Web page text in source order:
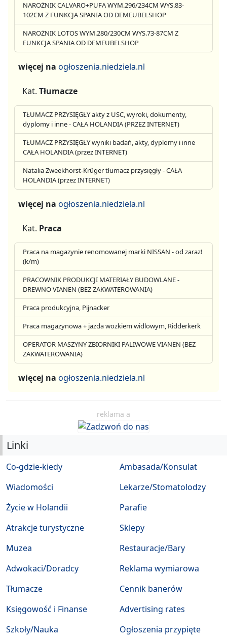
NAROŻNIK CALVARO+PUFA WYM.296/234CM WYS.83-
102CM Z FUNKCJA SPANIA OD DEMEUBELSHOP
NAROŻNIK LOTOS WYM.280/230CM WYS.73-87CM Z
FUNKCJA SPANIA OD DEMEUBELSHOP
więcej na ogłoszenia.niedziela.nl
Kat. Tłumacze
TŁUMACZ PRZYSIĘGŁY akty z USC, wyroki, dokumenty,
dyplomy i inne - CAŁA HOLANDIA (PRZEZ INTERNET)
TŁUMACZ PRZYSIĘGŁY wyniki badań, akty, dyplomy i inne
CAŁA HOLANDIA (przez INTERNET)
Natalia Zweekhorst-Krüger tłumacz przysięgły - CAŁA
HOLANDIA (przez INTERNET)
więcej na ogłoszenia.niedziela.nl
Kat. Praca
Praca na magazynie renomowanej marki NISSAN - od zaraz!
(k/m)
PRACOWNIK PRODUKCJI MATERIAŁY BUDOWLANE -
DREWNO VIANEN (BEZ ZAKWATEROWANIA)
Praca produkcyjna, Pijnacker
Praca magazynowa + jazda wozkiem widlowym, Ridderkerk
OPERATOR MASZYNY ZBIORNIKI PALIWOWE VIANEN (BEZ
ZAKWATEROWANIA)
więcej na ogłoszenia.niedziela.nl
reklama a
Linki
Co-gdzie-kiedy
Wiadomości
Życie w Holandii
Atrakcje turystyczne
Muzea
Ambasada/Konsulat
Lekarze/Stomatolodzy
Parafie
Sklepy
Restauracje/Bary
Adwokaci/Doradcy
Tłumacze
Księgowość i Finanse
Szkoły/Nauka
Reklama wymiarowa
Cennik banerów
Advertising rates
Ogłoszenia przypięte